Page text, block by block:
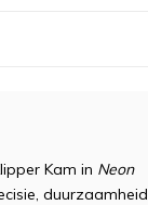
Kam in Neon
duurzaamheid